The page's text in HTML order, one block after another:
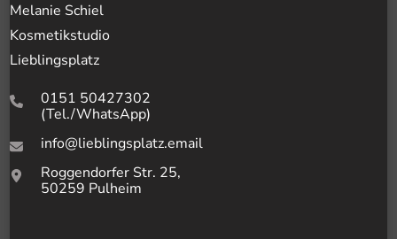
Melanie Schiel
Kosmetikstudio
Lieblingsplatz
0151 50427302
(Tel./WhatsApp)
info@lieblingsplatz.email
Roggendorfer Str. 25,
50259 Pulheim